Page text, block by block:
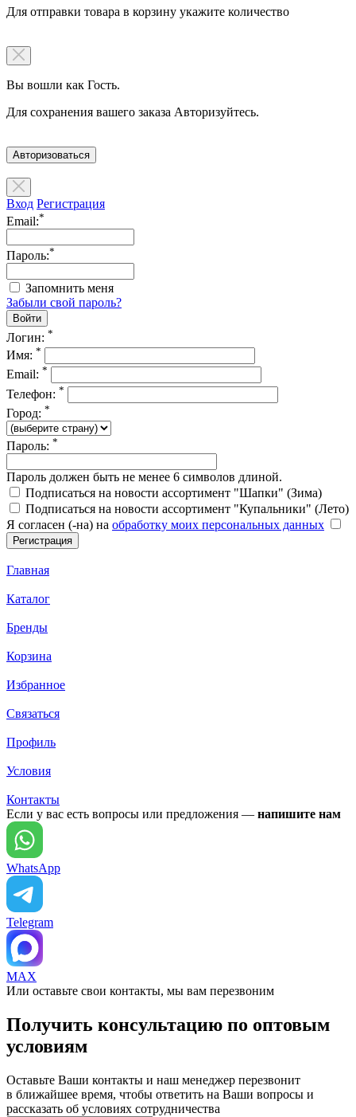
Для отправки товара в корзину укажите количество
Вы вошли как Гость.
Для сохранения вашего заказа Авторизуйтесь.
Авторизоваться
Вход Регистрация
Email:*
Пароль:*
Запомнить меня
Забыли свой пароль?
Логин: *
Имя: *
Email: *
Телефон: *
Город: *
Пароль: *
Пароль должен быть не менее 6 символов длиной.
Подписаться на новости ассортимент "Шапки" (Зима)
Подписаться на новости ассортимент "Купальники" (Лето)
Я согласен (-на) на обработку моих персональных данных
Главная
Каталог
Бренды
Корзина
Избранное
Связаться
Профиль
Условия
Контакты
Если у вас есть вопросы или предложения — напишите нам
WhatsApp
Telegram
MAX
Или оставьте свои контакты, мы вам перезвоним
Получить консультацию по оптовым
условиям
Оставьте Ваши контакты и наш менеджер перезвонит
в ближайшее время, чтобы ответить на Ваши вопросы и
рассказать об условиях сотрудничества